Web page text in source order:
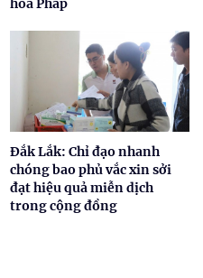
hòa Pháp
Đắk Lắk: Chỉ đạo nhanh
chóng bao phủ vắc xin sởi
đạt hiệu quả miễn dịch
trong cộng đồng